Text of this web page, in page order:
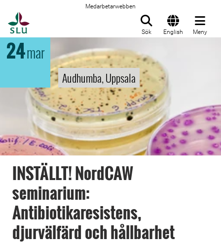
Medarbetarwebben
Sök English Meny
24mar
Audhumba, Uppsala
INSTÄLLT! NordCAW
seminarium:
Antibiotikaresistens,
djurvälfärd och hållbarhet